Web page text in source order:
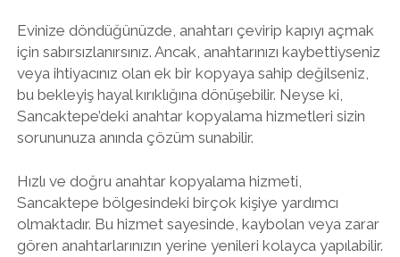
Evinize döndüğünüzde, anahtarı çevirip kapıyı açmak
için sabırsızlanırsınız. Ancak, anahtarınızı kaybettiyseniz
veya ihtiyacınız olan ek bir kopyaya sahip değilseniz,
bu bekleyiş hayal kırıklığına dönüşebilir. Neyse ki,
Sancaktepe’deki anahtar kopyalama hizmetleri sizin
sorununuza anında çözüm sunabilir.
Hızlı ve doğru anahtar kopyalama hizmeti,
Sancaktepe bölgesindeki birçok kişiye yardımcı
olmaktadır. Bu hizmet sayesinde, kaybolan veya zarar
gören anahtarlarınızın yerine yenileri kolayca yapılabilir.